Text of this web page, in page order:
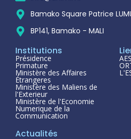
Bamako Square Patrice
BP141, Bamako - MALI
Institutions
Présidence
Primature
Ministère des Affaires
Étrangeres
Ministère des Maliens de
l'Exterieur
Ministère de l'Economie
Numerique de la
Communication
AES
Actualités